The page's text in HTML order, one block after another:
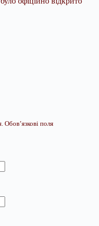
Обов’язкові поля